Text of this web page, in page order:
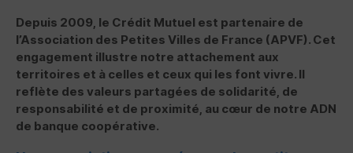
Depuis 2009, le Crédit Mutuel est partenaire de
l’Association des Petites Villes de France (APVF). Cet
engagement illustre notre attachement aux
territoires et à celles et ceux qui les font vivre. Il
reflète des valeurs partagées de solidarité, de
responsabilité et de proximité, au cœur de notre ADN
de banque coopérative.